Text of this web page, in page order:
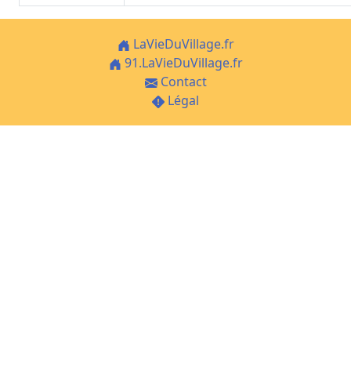
LaVieDuVillage.fr
91.LaVieDuVillage.fr
Contact
Légal